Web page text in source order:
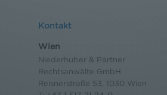
Kontakt
Wien
Niederhuber & Partner
Rechtsanwälte GmbH
Reisnerstraße 53, 1030 Wien